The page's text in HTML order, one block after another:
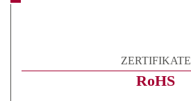
ZERTIFIKATE
RoHS